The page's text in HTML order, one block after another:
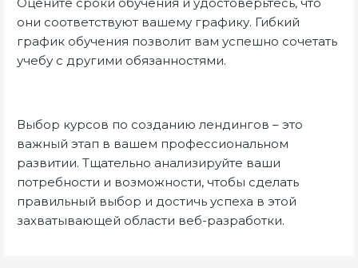
они соответствуют вашему графику. Гибкий
график обучения позволит вам успешно сочетать
учебу с другими обязанностями.
Выбор курсов по созданию лендингов – это
важный этап в вашем профессиональном
развитии. Тщательно анализируйте ваши
потребности и возможности, чтобы сделать
правильный выбор и достичь успеха в этой
захватывающей области веб-разработки.